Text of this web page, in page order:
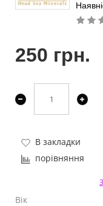
250 грн.
В закладки
порівняння
Вік